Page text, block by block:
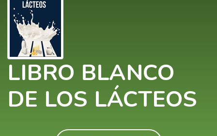
LIBRO BLANCO
DE LOS LÁCTEOS